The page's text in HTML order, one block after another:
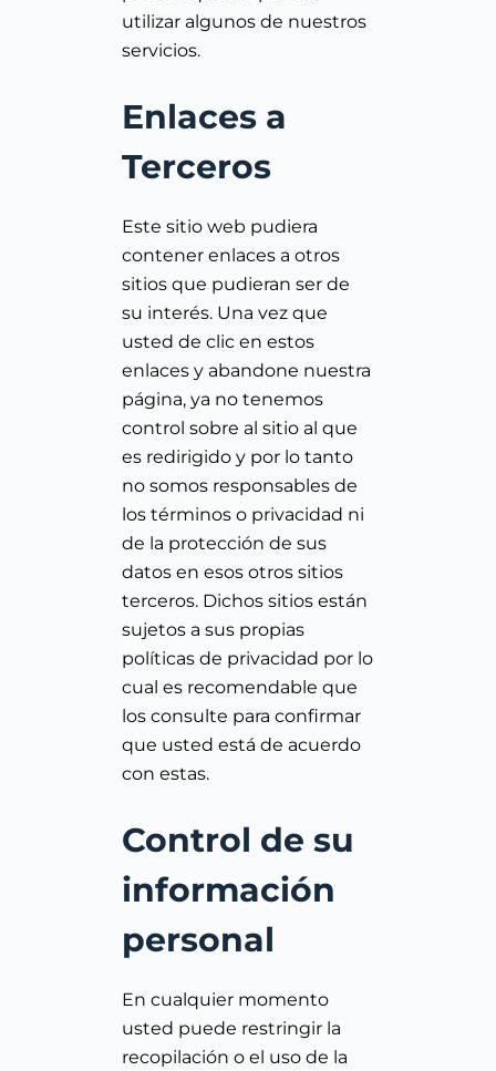
utilizar algunos de nuestros
servicios.
Enlaces a
Terceros
Este sitio web pudiera
contener enlaces a otros
sitios que pudieran ser de
su interés. Una vez que
usted de clic en estos
enlaces y abandone nuestra
página, ya no tenemos
control sobre al sitio al que
es redirigido y por lo tanto
no somos responsables de
los términos o privacidad ni
de la protección de sus
datos en esos otros sitios
terceros. Dichos sitios están
sujetos a sus propias
políticas de privacidad por lo
cual es recomendable que
los consulte para confirmar
que usted está de acuerdo
con estas.
Control de su
información
personal
En cualquier momento
usted puede restringir la
recopilación o el uso de la